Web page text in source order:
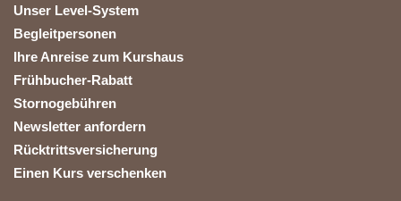
Unser Level-System
Begleitpersonen
Ihre Anreise zum Kurshaus
Frühbucher-Rabatt
Stornogebühren
Newsletter anfordern
Rücktrittsversicherung
Einen Kurs verschenken